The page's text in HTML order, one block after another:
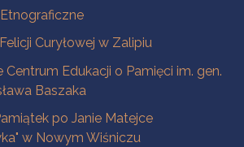
Curyłowej w Zalipiu
Centrum Edukacji o Pamięci im. gen.
Baszaka
po Janie Matejce
w Nowym Wiśniczu